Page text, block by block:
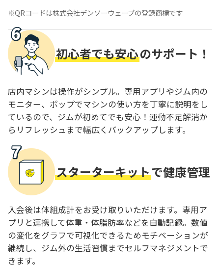
QRコードは株式会社デンソーウェーブの登録商標です
初心者でも安心のサポート！
店内マシンは操作がシンプル。専用アプリやジム内の
モニター、ポップでマシンの使い方を丁寧に説明をし
ているので、ジムが初めてでも安心！運動不足解消か
らリフレッシュまで幅広くバックアップします。
スターターキットで健康管理
入会後は体組成計をお受け取りいただけます。専用ア
プリと連携して体重・体脂肪率などを自動記録。数値
の変化をグラフで可視化できるためモチベーションが
継続し、ジム外の生活習慣までセルフマネジメントで
きます。